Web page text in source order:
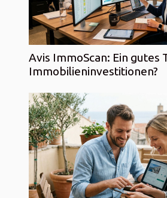
Avis ImmoScan: Ein gutes
Immobilieninvestitionen?